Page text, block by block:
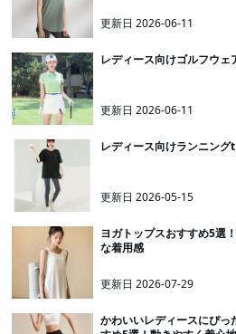
更新日2026-06-11
レディース向けゴルフウ
更新日2026-06-11
レディース向けランニン
更新日2026-05-15
ヨガトップスおすすめ5選
な着用感
更新日2026-07-29
かわいいレディースにぴ